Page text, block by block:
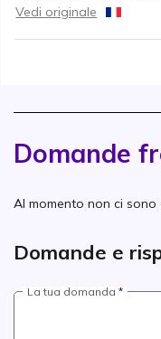
Vedi originale
Domande
Al momento non ci
Domande e
La tua domanda